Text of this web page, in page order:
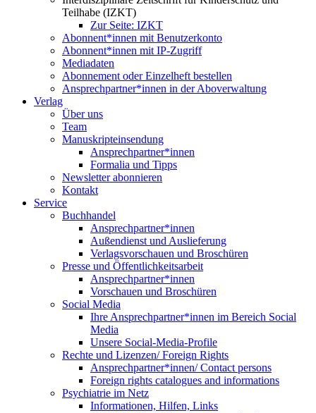
Teilhabe (IZKT)
Zur Seite: IZKT
Abonnent*innen mit Benutzerkonto
Abonnent*innen mit IP-Zugriff
Mediadaten
Abonnement oder Einzelheft bestellen
Ansprechpartner*innen in der Aboverwaltung
Verlag
Über uns
Team
Manuskripteinsendung
Ansprechpartner*innen
Formalia und Tipps
Newsletter abonnieren
Kontakt
Service
Buchhandel
Ansprechpartner*innen
Außendienst und Auslieferung
Verlagsvorschauen und Broschüren
Presse und Öffentlichkeitsarbeit
Ansprechpartner*innen
Vorschauen und Broschüren
Social Media
Ihre Ansprechpartner*innen im Bereich Social
Media
Unsere Social-Media-Profile
Rechte und Lizenzen/ Foreign Rights
Ansprechpartner*innen/ Contact persons
Foreign rights catalogues and informations
Psychiatrie im Netz
Informationen, Hilfen, Links